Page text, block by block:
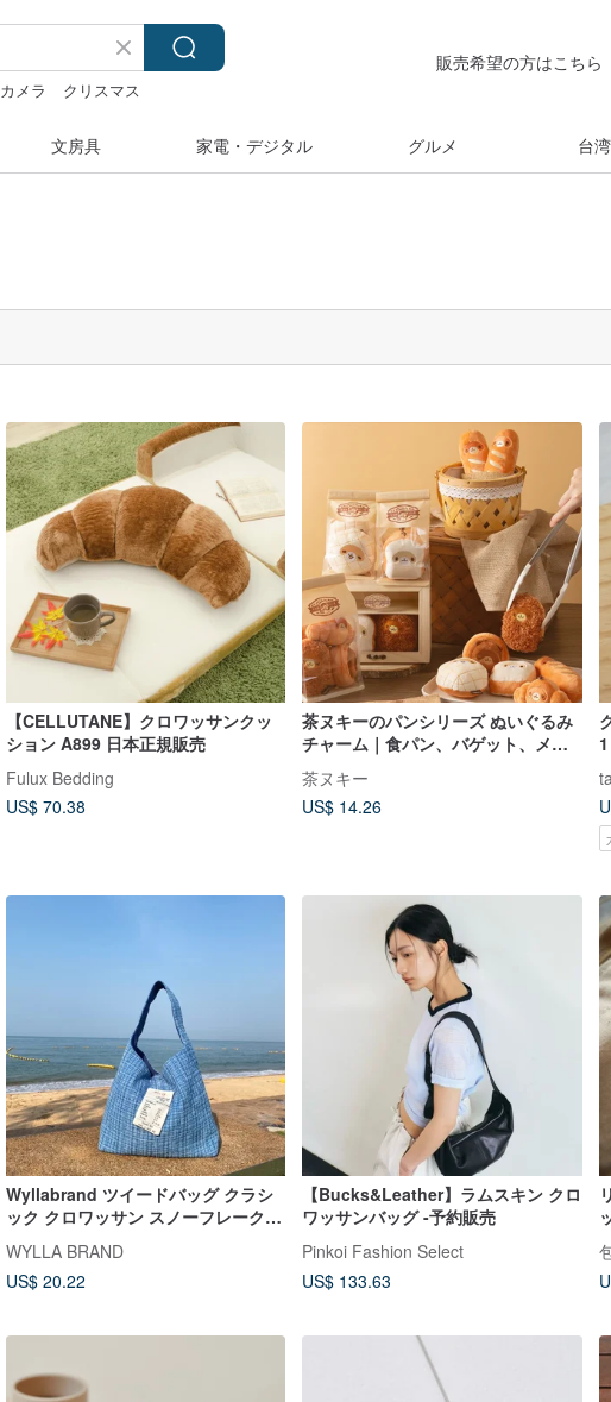
カメラ
クリスマス
販売希望の方はこちら
文房具 家電・デジタル グルメ 台
【CELLUTANE】クロワッサンクッ
ション A899 日本正規販売
Fulux Bedding
US$ 70.38
茶ヌキーのパンシリーズ ぬいぐるみ
チャーム｜食パン、バゲット、メロ
ンパン、クロワッサン、チョココロ
ネ
茶ヌキー
US$ 14.26
Wyllabrand ツイードバッグ クラシ
ック クロワッサン スノーフレークカ
WYLLA BRAND
US$ 20.22
【Bucks&Leather】ラムスキン クロ
ワッサンバッグ -予約販売
Pinkoi Fashion Select
US$ 133.63